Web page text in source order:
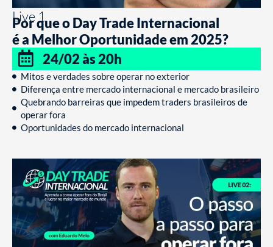
Live 1
Por que o Day Trade Internacional
é a Melhor Oportunidade em 2025?
24/02 às 20h
Mitos e verdades sobre operar no exterior
Diferença entre mercado internacional e mercado brasileiro
Quebrando barreiras que impedem traders brasileiros de
operar fora
Oportunidades do mercado internacional